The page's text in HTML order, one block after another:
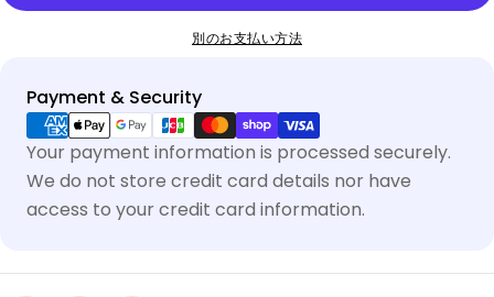
ま
せ
る
販
売
き
ん
別のお支払い方法
Payment & Security
Your payment information is processed securely.
We do not store credit card details nor have
access to your credit card information.